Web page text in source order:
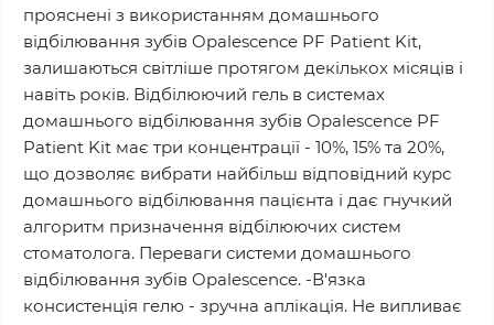
прояснені з використанням домашнього
відбілювання зубів Opalescence PF Patient Kit,
залишаються світліше протягом декількох місяців і
навіть років. Відбілюючий гель в системах
домашнього відбілювання зубів Opalescence PF
Patient Kit має три концентрації - 10%, 15% та 20%,
що дозволяє вибрати найбільш відповідний курс
домашнього відбілювання пацієнта і дає гнучкий
алгоритм призначення відбілюючих систем
стоматолога. Переваги системи домашнього
відбілювання зубів Opalescence. -В'язка
консистенція гелю - зручна аплікація. Не випливає